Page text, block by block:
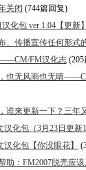
关闭 (744篇回复)
化包 ver 1.04【更新】
、传播宣传任何形式
FM汉化志(205
也无风雨也无晴
谁来更新一下？三年
化包（3月23日更新
化包【你没眼花】
助：FM2007脱壳应该